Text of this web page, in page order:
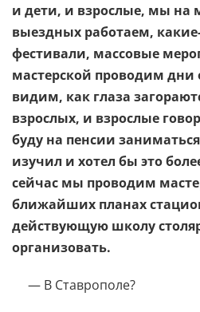
и дети, и взрослые, мы на
выездных работаем,
фестивали, массовые
мастерской проводим дни
видим, как глаза
взрослых, и взрослые
буду на пенсии
изучил и хотел бы это
сейчас мы проводим
ближайших планах
действующую школу
организовать.
— В Ставрополе?